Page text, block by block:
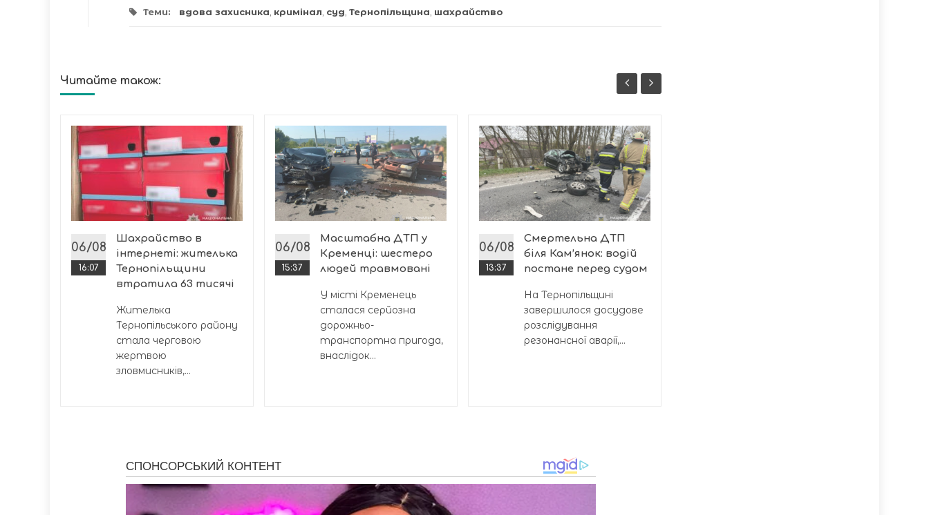
Теми: вдова захисника, кримінал, суд, Тернопільщина, шахрайство
Читайте також:
06/08
16:07
Шахрайство в
інтернеті: жителька
Тернопільщини
втратила 63 тисячі
Жителька
Тернопільського району
стала черговою
жертвою
зловмисників,...
06/08
15:37
Масштабна ДТП у
Кременці: шестеро
людей травмовані
У місті Кременець
сталася серйозна
дорожньо-
транспортна пригода,
внаслідок...
06/08
13:37
Смертельна ДТП
біля Кам’янок: водій
постане перед судом
На Тернопільщині
завершилося досудове
розслідування
резонансної аварії,...